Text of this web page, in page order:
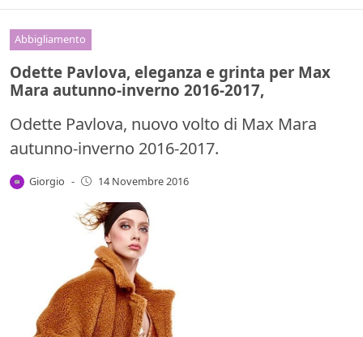
Abbigliamento
Odette Pavlova, eleganza e grinta per Max
Mara autunno-inverno 2016-2017,
Odette Pavlova, nuovo volto di Max Mara
autunno-inverno 2016-2017.
Giorgio - 14 Novembre 2016